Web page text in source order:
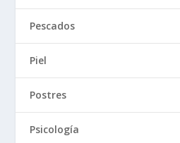
Pescados
Piel
Postres
Psicología